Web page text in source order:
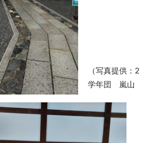
（写真提供：2
学年団 嵐山